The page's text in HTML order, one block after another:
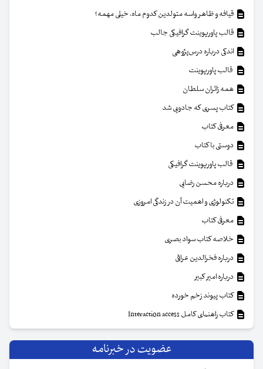
قیافه و ظاهر واسه متولدین کدوم ماه، خیلی مهمه؟
قالب پاورپوینت گرافیکی جالب
اندکی درباره درس‌پژوهی
قالب پاورپوینت
همه زائران سلطان
کتاب پسری که جادویی شد
معرفی کتاب
دوستی با کتاب
قالب پاورپوینت گرافیکی
درباره محسن رضایی
تکنولوژی و اهمیت آن در زندگی امروزی
معرفی کتاب
خلاصه کتاب سواد بصری
درباره فخرالدین عراقی
درباره امیر کبیر
کتاب پیوند زخم خورده
کتاب راهنمای کامل Interaction access
عضویت در خبرنامه